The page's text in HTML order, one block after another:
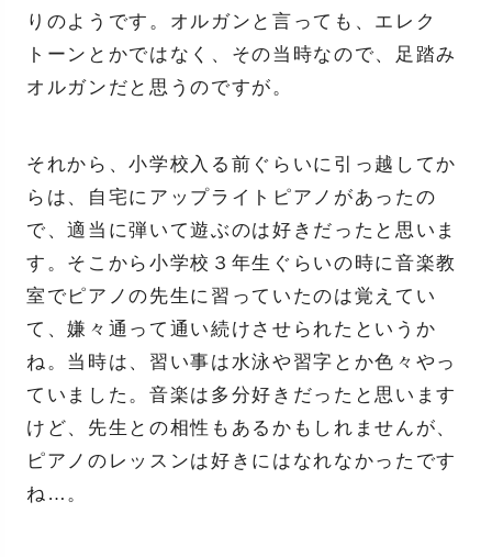
りのようです。オルガンと言っても、エレク
トーンとかではなく、その当時なので、足踏み
オルガンだと思うのですが。
それから、小学校入る前ぐらいに引っ越してか
らは、自宅にアップライトピアノがあったの
で、適当に弾いて遊ぶのは好きだったと思いま
す。そこから小学校３年生ぐらいの時に音楽教
室でピアノの先生に習っていたのは覚えてい
て、嫌々通って通い続けさせられたというか
ね。当時は、習い事は水泳や習字とか色々やっ
ていました。音楽は多分好きだったと思います
けど、先生との相性もあるかもしれませんが、
ピアノのレッスンは好きにはなれなかったです
ね…。